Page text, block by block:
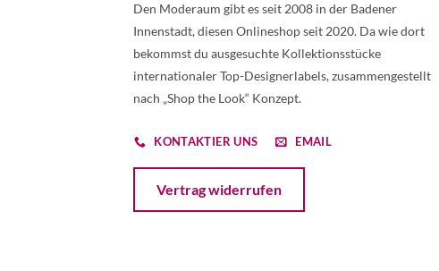
Den Moderaum gibt es seit 2008 in der Badener
Innenstadt, diesen Onlineshop seit 2020. Da wie dort
bekommst du ausgesuchte Kollektionsstücke
internationaler Top-Designerlabels, zusammengestellt
nach „Shop the Look“ Konzept.
KONTAKTIER UNS EMAIL
Vertrag widerrufen